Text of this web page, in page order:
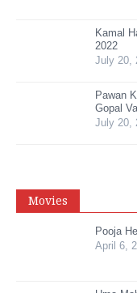
Kamal
2022
July 20,
Pawan
Gopal
July 20,
Movies
Pooja
April 6,